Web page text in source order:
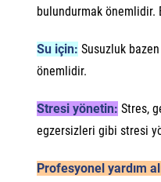
bulundurmak önemlidir.
Su için: Susuzluk
önemlidir.
Stresi yönetin: Stres,
egzersizleri gibi stresi
Profesyonel yardım